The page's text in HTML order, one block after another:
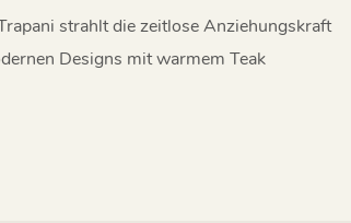
Mit Kissen HC46
strahlt die zeitlose Anziehungskraft
Designs mit warmem Teak